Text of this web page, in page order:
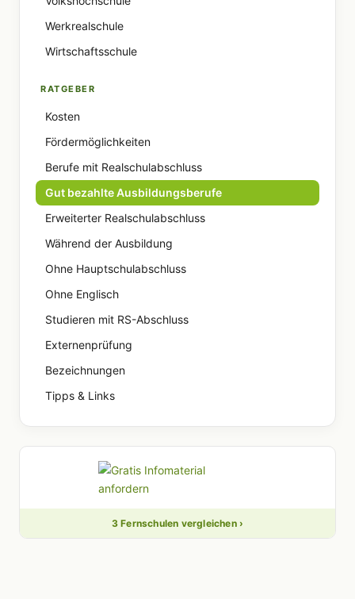
Werkrealschule
Wirtschaftsschule
RATGEBER
Kosten
Fördermöglichkeiten
Berufe mit Realschulabschluss
Gut bezahlte Ausbildungsberufe
Erweiterter Realschulabschluss
Während der Ausbildung
Ohne Hauptschulabschluss
Ohne Englisch
Studieren mit RS-Abschluss
Externenprüfung
Bezeichnungen
Tipps & Links
3 Fernschulen vergleichen ›